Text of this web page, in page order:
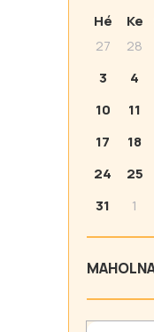
Hé
Ke
27
28
3
4
10
11
17
18
24
25
31
1
MA